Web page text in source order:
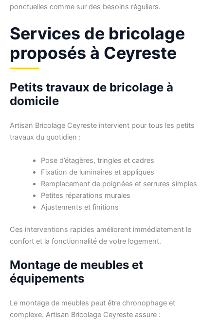
ponctuelles comme sur des besoins réguliers.
Services de bricolage
proposés à Ceyreste
Petits travaux de bricolage à
domicile
Artisan Bricolage Ceyreste intervient pour tous les petits
travaux du quotidien :
Pose d’étagères, tringles et cadres
Fixation de luminaires et appliques
Remplacement de poignées et serrures simples
Petites réparations murales
Ajustements et finitions
Ces interventions rapides améliorent immédiatement le
confort et la fonctionnalité de votre logement.
Montage de meubles et
équipements
Le montage de meubles peut être chronophage et
complexe. Artisan Bricolage Ceyreste assure :